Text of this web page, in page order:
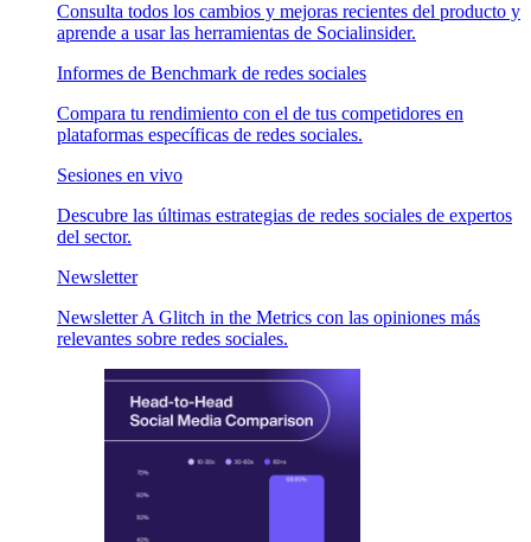
Consulta todos los cambios y mejoras recientes del producto y
aprende a usar las herramientas de Socialinsider.
Informes de Benchmark de redes sociales
Compara tu rendimiento con el de tus competidores en
plataformas específicas de redes sociales.
Sesiones en vivo
Descubre las últimas estrategias de redes sociales de expertos
del sector.
Newsletter
Newsletter A Glitch in the Metrics con las opiniones más
relevantes sobre redes sociales.